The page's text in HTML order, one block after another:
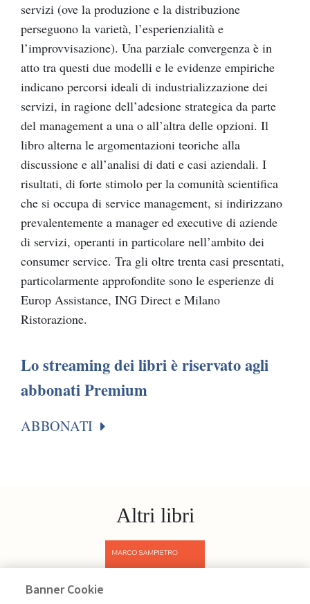
servizi (ove la produzione e la distribuzione
perseguono la varietà, l’esperienzialità e
l’improvvisazione). Una parziale convergenza è in
atto tra questi due modelli e le evidenze empiriche
indicano percorsi ideali di industrializzazione dei
servizi, in ragione dell’adesione strategica da parte
del management a una o all’altra delle opzioni. Il
libro alterna le argomentazioni teoriche alla
discussione e all’analisi di dati e casi aziendali. I
risultati, di forte stimolo per la comunità scientifica
che si occupa di service management, si indirizzano
prevalentemente a manager ed executive di aziende
di servizi, operanti in particolare nell’ambito dei
consumer service. Tra gli oltre trenta casi presentati,
particolarmente approfondite sono le esperienze di
Europ Assistance, ING Direct e Milano
Ristorazione.
Lo streaming dei libri è riservato agli
abbonati Premium
ABBONATI
Altri libri
Previous
Banner Cookie